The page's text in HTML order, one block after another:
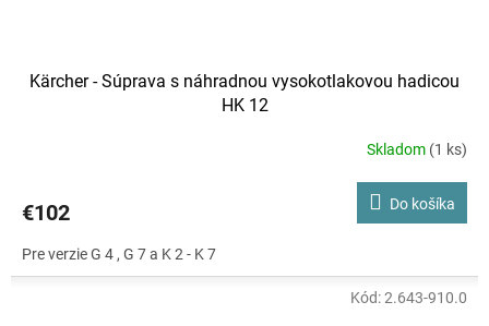
Kärcher - Súprava s náhradnou vysokotlakovou hadicou
HK 12
Skladom (1 ks)
€102 Do košíka
Pre verzie G 4 , G 7 a K 2 - K 7
Kód:2.643-910.0